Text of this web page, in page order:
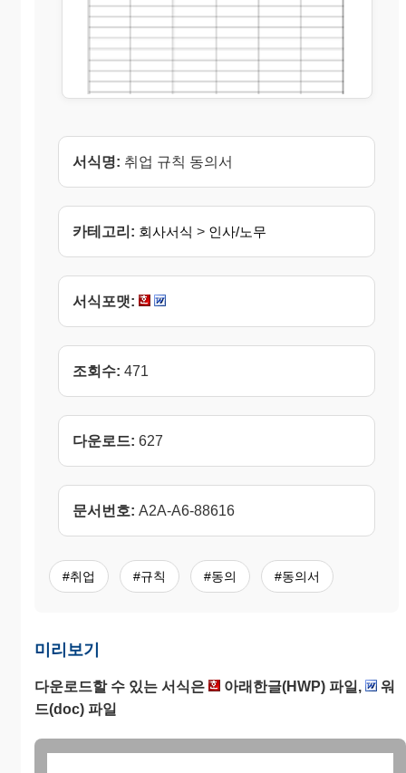
서식명: 취업 규칙 동의서
카테고리: 회사서식 > 인사/노무
서식포맷:
조회수: 471
다운로드: 627
문서번호: A2A-A6-88616
#취업 #규칙 #동의 #동의서
미리보기
다운로드할 수 있는 서식은 아래한글(HWP) 파일,
워
드(doc) 파일